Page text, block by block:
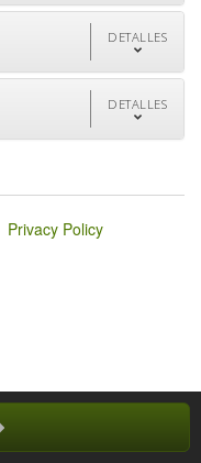
DETALLES
DETALLES
Privacy Policy